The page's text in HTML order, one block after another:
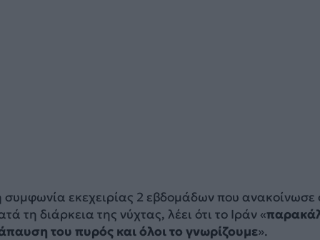
εκεχειρίας 2 εβδομάδων που ανακοίνωσε
τη διάρκεια της νύχτας, λέει ότι το Ιράν «
του πυρός και όλοι το γνωρίζουμε».